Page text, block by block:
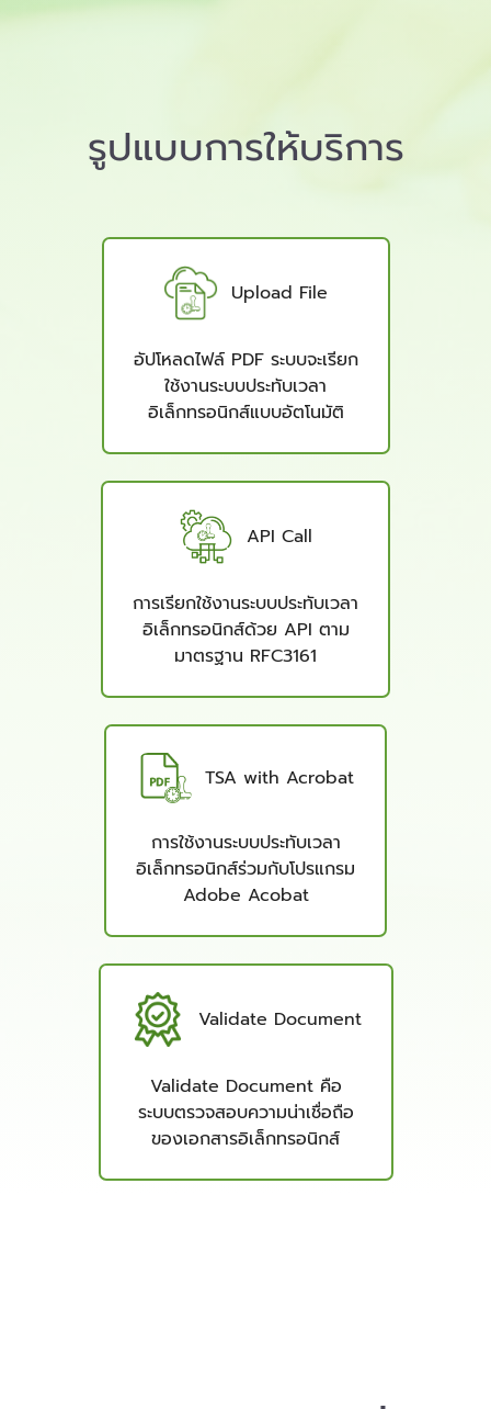
รูปแบบการให้บริการ
Upload File
อัปโหลดไฟล์ PDF ระบบจะเรียก
ใช้งานระบบประทับเวลา
อิเล็กทรอนิกส์แบบอัตโนมัติ
API Call
การเรียกใช้งานระบบประทับเวลา
อิเล็กทรอนิกส์ด้วย API ตาม
มาตรฐาน RFC3161
TSA with Acrobat
การใช้งานระบบประทับเวลา
อิเล็กทรอนิกส์ร่วมกับโปรแกรม
Adobe Acobat
Validate Document
Validate Document คือ
ระบบตรวจสอบความน่าเชื่อถือ
ของเอกสารอิเล็กทรอนิกส์